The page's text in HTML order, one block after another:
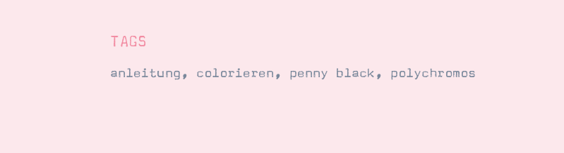
TAGS
anleitung, colorieren, penny black, polychromos